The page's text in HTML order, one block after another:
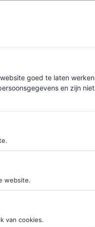
goed te laten werken
en zijn niet
website.
van cookies.